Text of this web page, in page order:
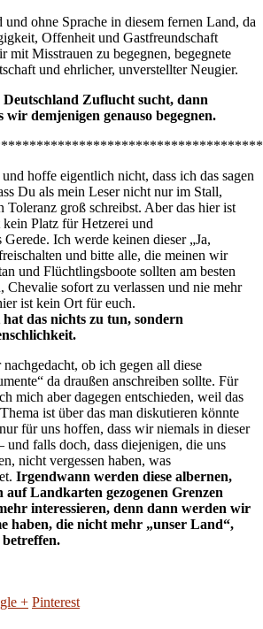
ohne Sprache in diesem fernen Land, da
Offenheit und Gastfreundschaft
mit Misstrauen zu begegnen, begegnete
und ehrlicher, unverstellter Neugier.
Zuflucht sucht, dann
wir demjenigen genauso begegnen.
hoffe eigentlich nicht, dass ich das sagen
Du als mein Leser nicht nur im Stall,
Toleranz groß schreibst. Aber das hier ist
Platz für Hetzerei und
Gerede. Ich werde keinen dieser „Ja,
und bitte alle, die meinen wir
und Flüchtlingsboote sollten am besten
Chevalie sofort zu verlassen und nie mehr
ist kein Ort für euch.
das nichts zu tun, sondern
ob ich gegen all diese
da draußen anschreiben sollte. Für
mich aber dagegen entschieden, weil das
ist über das man diskutieren könnte
für uns hoffen, dass wir niemals in dieser
und falls doch, dass diejenigen, die uns
nicht vergessen haben, was
Irgendwann werden diese albernen,
Landkarten gezogenen Grenzen
interessieren, denn dann werden wir
haben, die nicht mehr „unser Land“,
+ Pinterest